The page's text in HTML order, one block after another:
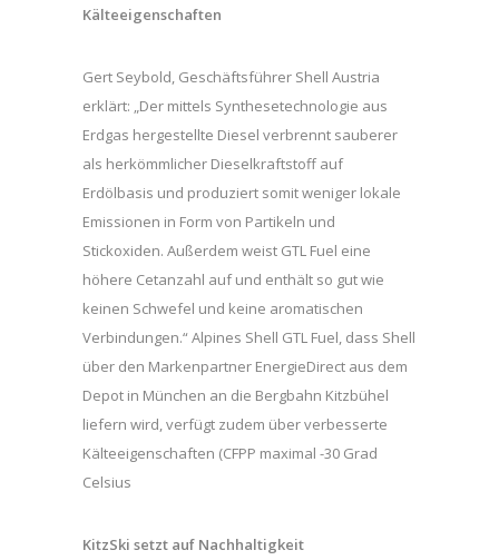
Kälteeigenschaften
Gert Seybold, Geschäftsführer Shell Austria
erklärt: „Der mittels Synthesetechnologie aus
Erdgas hergestellte Diesel verbrennt sauberer
als herkömmlicher Dieselkraftstoff auf
Erdölbasis und produziert somit weniger lokale
Emissionen in Form von Partikeln und
Stickoxiden. Außerdem weist GTL Fuel eine
höhere Cetanzahl auf und enthält so gut wie
keinen Schwefel und keine aromatischen
Verbindungen.“ Alpines Shell GTL Fuel, dass Shell
über den Markenpartner EnergieDirect aus dem
Depot in München an die Bergbahn Kitzbühel
liefern wird, verfügt zudem über verbesserte
Kälteeigenschaften (CFPP maximal -30 Grad
Celsius
KitzSki setzt auf Nachhaltigkeit